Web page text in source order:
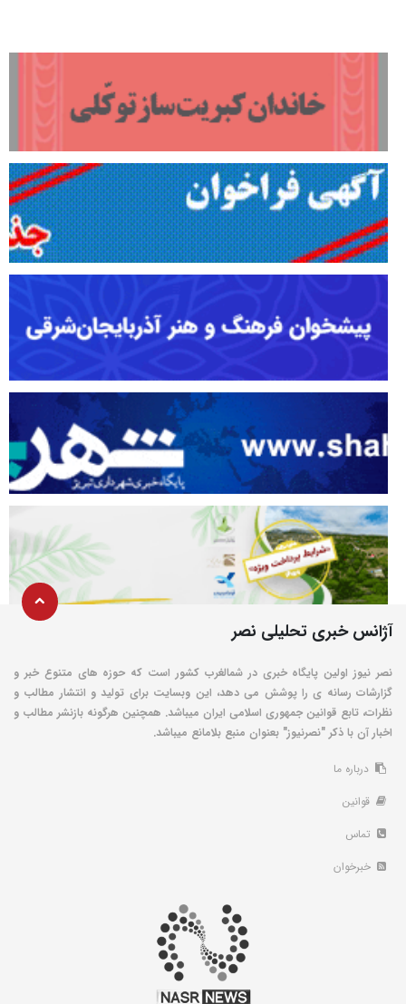
آژانس خبری تحلیلی نصر
نصر نیوز اولین پایگاه خبری در شمالغرب کشور است که حوزه های متنوع خبر و
گزارشات رسانه ی را پوشش می دهد، این وبسایت برای تولید و انتشار مطالب و
نظرات، تابع قوانین جمهوری اسلامی ایران میباشد. همچنین هرگونه بازنشر مطالب و
اخبار آن با ذکر "نصرنیوز" بعنوان منبع بلامانع میباشد.
درباره ما
قوانین
تماس
خبرخوان